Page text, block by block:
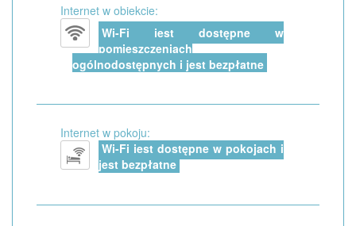
Internet w obiekcie:
Wi-Fi jest dostępne w
pomieszczeniach
ogólnodostępnych i jest bezpłatne
Internet w pokoju:
Wi-Fi jest dostępne w pokojach i
jest bezpłatne